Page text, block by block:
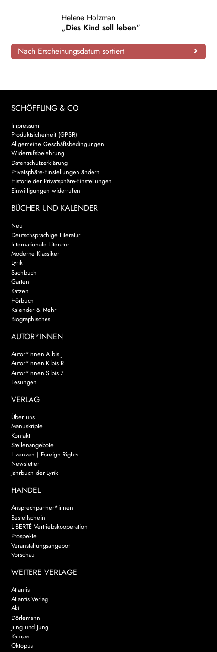
WEITERE VERLAGE
Search:
Helene Holzman
„Dies Kind soll leben“
Nach Erscheinungsdatum sortiert
SCHÖFFLING & CO
Impressum
Produktsicherheit (GPSR)
Allgemeine Geschäftsbedingungen
Widerrufsbelehrung
Datenschutzerklärung
Privatsphäre-Einstellungen ändern
Historie der Privatsphäre-Einstellungen
Einwilligungen widerrufen
BÜCHER UND KALENDER
Neu
Deutschsprachige Literatur
Internationale Literatur
Moderne Klassiker
Lyrik
Sachbuch
Garten
Katzen
Hörbuch
Kalender & Mehr
Biographisches
AUTOR*INNEN
Autor*innen A bis J
Autor*innen K bis R
Autor*innen S bis Z
Lesungen
VERLAG
Über uns
Manuskripte
Kontakt
Stellenangebote
Lizenzen | Foreign Rights
Newsletter
Jahrbuch der Lyrik
HANDEL
Ansprechpartner*innen
Bestellschein
LIBERTÉ Vertriebskooperation
Prospekte
Veranstaltungsangebot
Vorschau
WEITERE VERLAGE
Atlantis
Atlantis Verlag
Aki
Dörlemann
Jung und Jung
Kampa
Oktopus